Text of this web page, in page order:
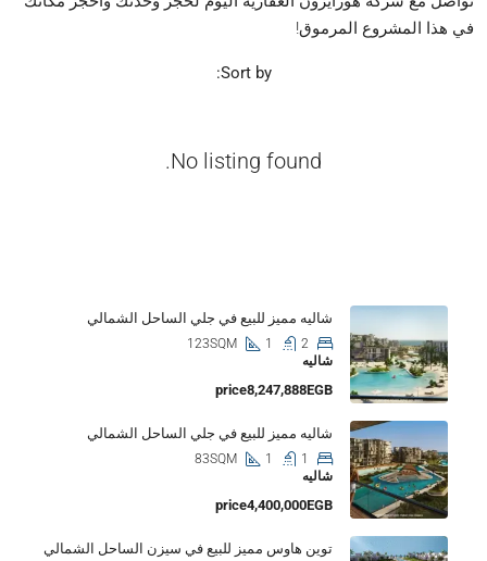
في هذا المشروع المرموق!
Sort by:
No listing found.
شاليه مميز للبيع في جلي الساحل الشمالي
2
1
123SQM
شاليه
price8,247,888EGB
شاليه مميز للبيع في جلي الساحل الشمالي
1
1
83SQM
شاليه
price4,400,000EGB
توين هاوس مميز للبيع في سيزن الساحل الشمالي